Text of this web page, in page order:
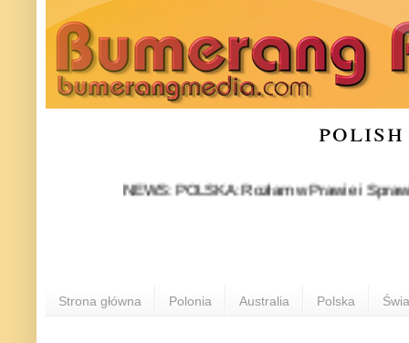
NEWS: POLSKA: Rozłam w Prawie i
Strona główna Polonia Australia Polska